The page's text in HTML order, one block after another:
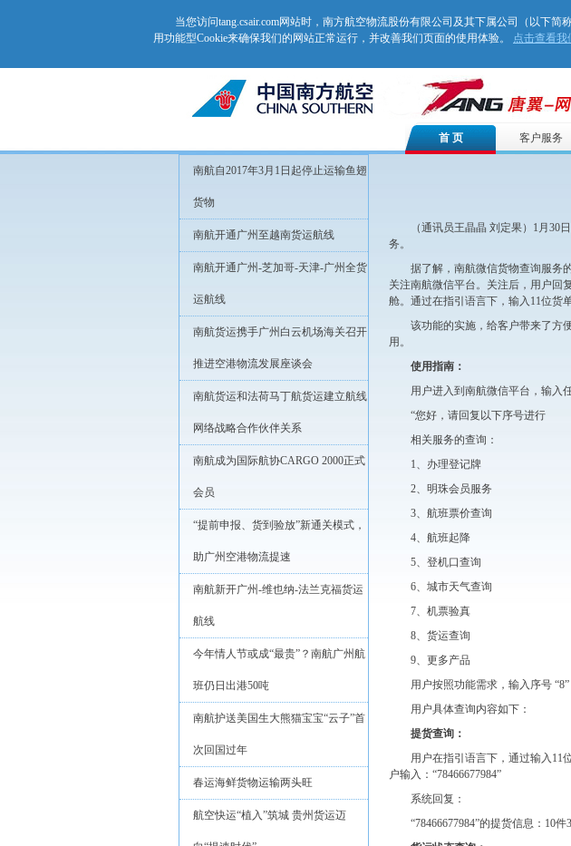
当您访问tang.csair.com网站时，南方航空物流股份有限公司及其下属公司（以下简
用功能型Cookie来确保我们的网站正常运行，并改善我们页面的使用体验。 点击查看我
首 页 客户服务
南航自2017年3月1日起停止运输鱼翅
货物
南航开通广州至越南货运航线
南航开通广州-芝加哥-天津-广州全货
运航线
南航货运携手广州白云机场海关召开
推进空港物流发展座谈会
南航货运和法荷马丁航货运建立航线
网络战略合作伙伴关系
南航成为国际航协CARGO 2000正式
会员
“提前申报、货到验放”新通关模式，
助广州空港物流提速
南航新开广州-维也纳-法兰克福货运
航线
今年情人节或成“最贵”？南航广州航
班仍日出港50吨
南航护送美国生大熊猫宝宝“云子”首
次回国过年
春运海鲜货物运输两头旺
航空快运“植入”筑城 贵州货运迈
（通讯员王晶晶 刘定果）1月
务。
据了解，南航微信货物查询服务
关注南航微信平台。关注后，用户回
舱。通过在指引语言下，输入11位货
该功能的实施，给客户带来了方
用。
使用指南：
用户进入到南航微信平台，输入
“您好，请回复以下序号进行
相关服务的查询：
1、办理登记牌
2、明珠会员服务
3、航班票价查询
4、航班起降
5、登机口查询
6、城市天气查询
7、机票验真
8、货运查询
9、更多产品
用户按照功能需求，输入序号
用户具体查询内容如下：
提货查询：
用户在指引语言下，通过输入11
户输入：“78466677984”
系统回复：
“78466677984”的提货信息：10